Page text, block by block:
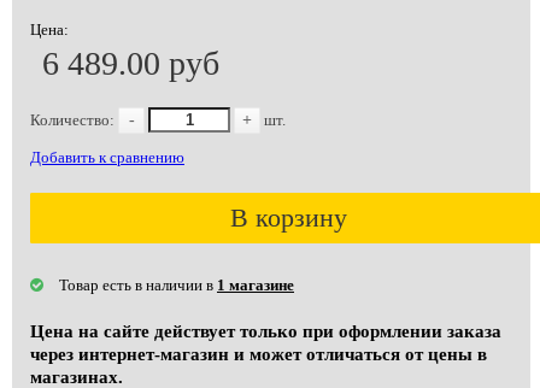
Цена:
6 489.00 руб
Количество: - + шт.
Добавить к сравнению
В корзину
Товар есть в наличии в 1 магазине
Цена на сайте действует только при оформлении заказа
через интернет-магазин и может отличаться от цены в
магазинах.